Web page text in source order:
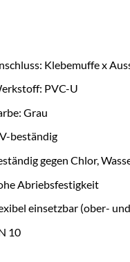
Klebemuffe x
PVC-U
Grau
beständig
gegen Chlor,
Abriebsfestigkeit
einsetzbar (ober-
10